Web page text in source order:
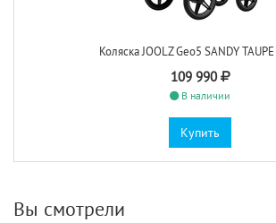
Коляска JOOLZ Geo5 SANDY
109 990
В наличии
Купить
Вы смотрели